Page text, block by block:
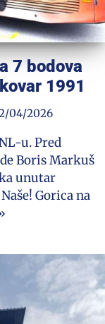
7 bodova
1991
04/2026
u. Pred
Boris Markuš
unutar
Gorica na